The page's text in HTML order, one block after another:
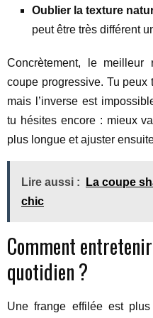
Oublier la texture
peut être très différent
Concrètement, le
coupe progressive. Tu peux
mais l’inverse est
tu hésites encore : mieux
plus longue et ajuster
Lire aussi :
La coupe
chic
Comment
quotidien ?
Une frange effilée est